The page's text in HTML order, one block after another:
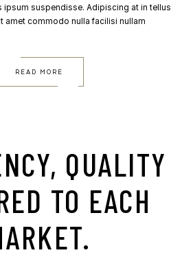
ipsum suspendisse. Adipiscing at in tellus
amet commodo nulla facilisi nullam
READ MORE
QUALITY
TO EACH